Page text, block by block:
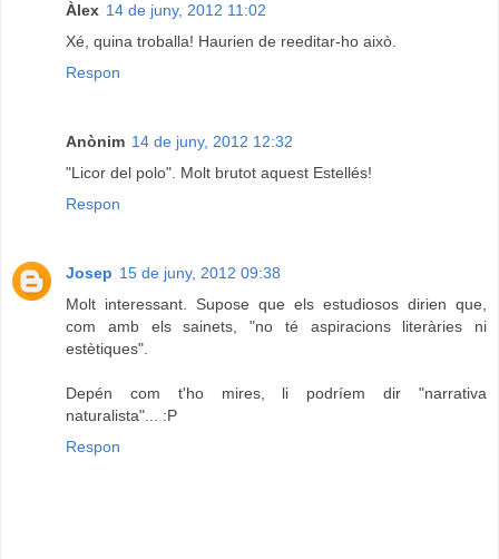
Àlex 14 de juny, 2012 11:02
Xé, quina troballa! Haurien de reeditar-ho això.
Respon
Anònim 14 de juny, 2012 12:32
"Licor del polo". Molt brutot aquest Estellés!
Respon
Josep 15 de juny, 2012 09:38
Molt interessant. Supose que els estudiosos dirien que,
com amb els sainets, "no té aspiracions literàries ni
estètiques".
Depén com t'ho mires, li podríem dir "narrativa
naturalista"... :P
Respon